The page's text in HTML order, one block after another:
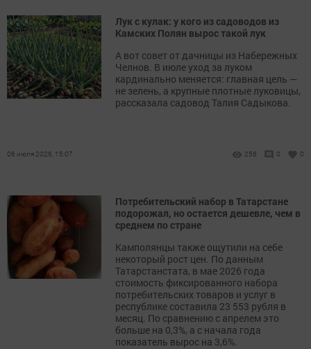
Лук с кулак: у кого из садоводов из
Камских Полян вырос такой лук
А вот совет от дачницы из Набережных
Челнов. В июле уход за луком
кардинально меняется: главная цель —
не зелень, а крупные плотные луковицы,
рассказала садовод Талия Садыкова.
06 июля 2026, 15:07 256 0 0
Потребительский набор в Татарстане
подорожал, но остается дешевле, чем в
среднем по стране
Камполянцы также ощутили на себе
некоторый рост цен. По данным
Татарстанстата, в мае 2026 года
стоимость фиксированного набора
потребительских товаров и услуг в
республике составила 23 553 рубля в
месяц. По сравнению с апрелем это
больше на 0,3%, а с начала года
показатель вырос на 3,6%.